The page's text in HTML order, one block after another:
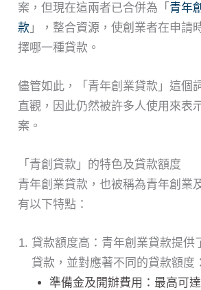
案，但現在這兩者已合併為「 青年
款 」，整合資源，使創業者在申請
擇哪一種貸款。
儘管如此，「青年創業貸款」這個
直觀，因此仍然被許多人使用來表
案。
「青創貸款」的特色及貸款額度
青年創業貸款，也被稱為青年創業
有以下特點：
貸款額度高：青年創業貸款提供
貸款，並對應著不同的貸款額度：
準備金及開辦費用：最高可達